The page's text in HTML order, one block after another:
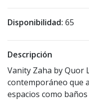
Disponibilidad: 65
Descripción
Vanity Zaha by Quor
contemporáneo que
espacios como